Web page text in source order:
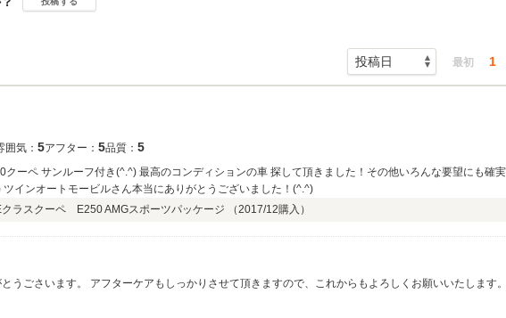
最初 1
囲気： 5アフター： 5品質： 5
ーペ サンルーフ付き(^.^) 最高のコンディションの車 探して頂きました！その他いろんな要望にも確
インオートモービルさん本当にありがとうございました！(^.^)
ラスクーペ E250 AMGスポーツパッケージ （2017/12購入）
うごさいます。 アフターケアもしっかりさせて頂きますので、これからもよろしくお願いいたします。